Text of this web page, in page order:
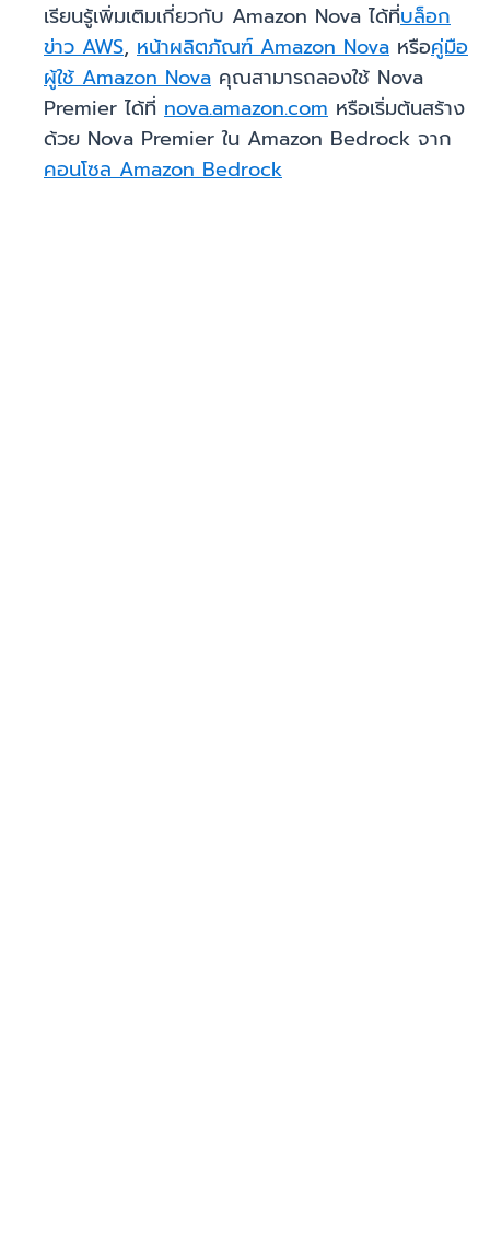
เรียนรู้เพิ่มเติมเกี่ยวกับ Amazon Nova ได้ที่บล็อก
ข่าว AWS, หน้าผลิตภัณฑ์ Amazon Nova หรือคู่มือ
ผู้ใช้ Amazon Nova คุณสามารถลองใช้ Nova
Premier ได้ที่ nova.amazon.com หรือเริ่มต้นสร้าง
ด้วย Nova Premier ใน Amazon Bedrock จาก
คอนโซล Amazon Bedrock